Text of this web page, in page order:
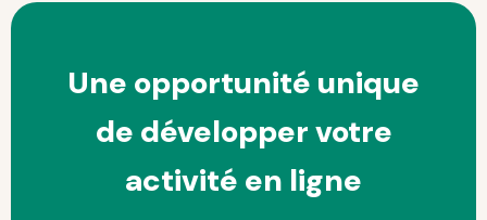
Une opportunité unique
de développer votre
activité en ligne